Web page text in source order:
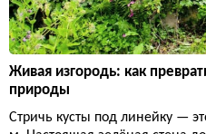
Живая изгородь: как
природы
Стричь кусты под линейку —